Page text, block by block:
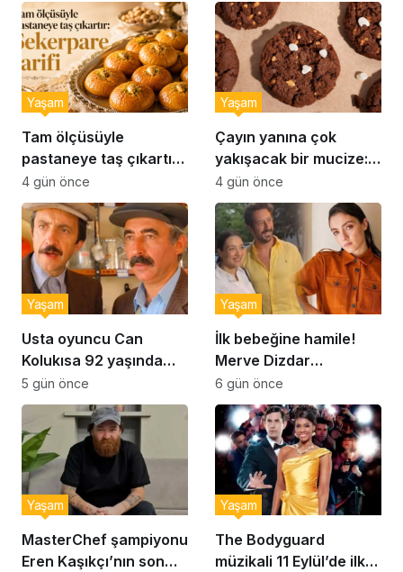
Tam ölçüsüyle
pastaneye taş çıkartır:
Şekerpare tarifi
Yaşam
4 gün önce
Çayın yanına çok
yakışacak bir mucize:
Brownie tadında ıslak
kurabiye tarifi…
Yaşam
4 gün önce
Usta oyuncu Can
Kolukısa 92 yaşında
hayatını kaybetti
Yaşam
5 gün önce
İlk bebeğine hamile!
Merve Dizdar
sessizliğini bozdu: ‘İsim
bulmak çok zor’
Yaşam
6 gün önce
MasterChef şampiyonu
Eren Kaşıkçı’nın son
Yaşam
The Bodyguard
müzikali 11 Eylül’de ilk
Yaşam